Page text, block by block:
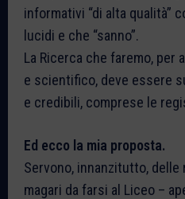
informativi “di alta qualità”
lucidi e che “sanno”.
La Ricerca che faremo, per
e scientifico, deve essere
e credibili, comprese le
Ed ecco la mia proposta.
Servono, innanzitutto,
magari da farsi al Liceo –